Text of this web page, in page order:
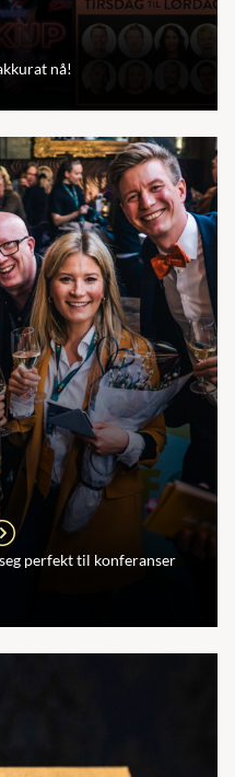
nå!
perfekt til konferanser